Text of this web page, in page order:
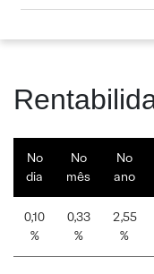
No
dia
No
mês
No
ano
0,10
%
0,33
%
2,55
%